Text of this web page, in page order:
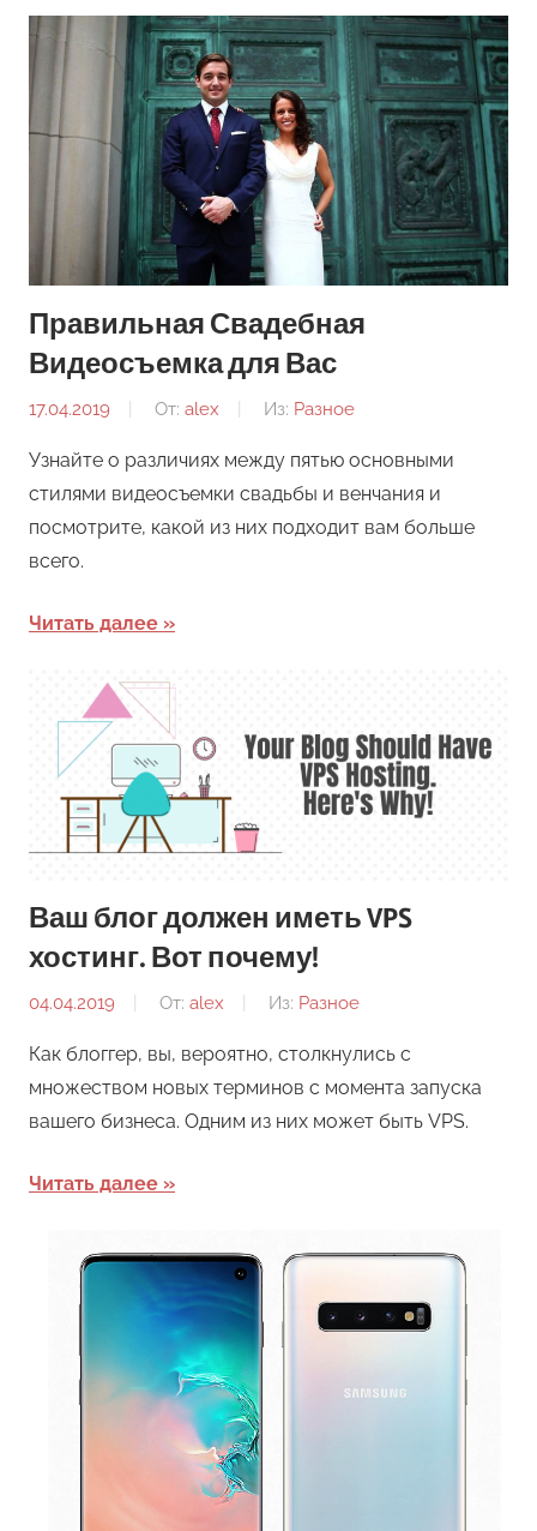
Правильная Свадебная
Видеосъемка для Вас
17.04.2019 От: alex Из: Разное
Узнайте о различиях между пятью основными
стилями видеосъемки свадьбы и венчания и
посмотрите, какой из них подходит вам больше
всего.
Читать далее
Ваш блог должен иметь VPS
хостинг. Вот почему!
04.04.2019 От: alex Из: Разное
Как блоггер, вы, вероятно, столкнулись с
множеством новых терминов с момента запуска
вашего бизнеса. Одним из них может быть VPS.
Читать далее